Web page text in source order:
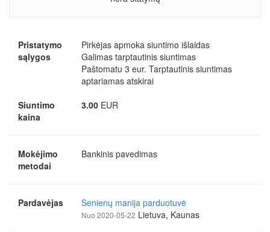
Pristatymo
sąlygos
Pirkėjas apmoka siuntimo išlaidas
Galimas tarptautinis siuntimas
Paštomatu 3 eur. Tarptautinis siuntimas
aptariamas atskirai
Siuntimo
kaina
3.00EUR
Mokėjimo
metodai
Bankinis pavedimas
Pardavėjas Senienų manija parduotuvė
Nuo 2020-05-22 Lietuva, Kaunas